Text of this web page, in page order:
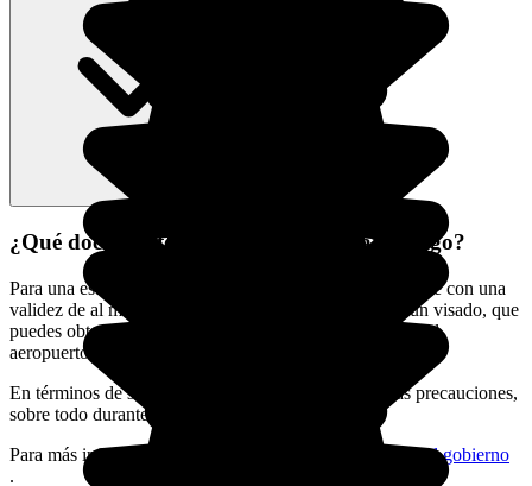
¿Qué documentos necesito para viajar a Togo?
Para una estancia en Togo hay que presentar un pasaporte con una
validez de al menos 6 meses. También será necesario un visado, que
puedes obtener en la Embajada de Togo en Madrid. En el
aeropuerto sólo se puede obtener un visado de 7 días.
En términos de seguridad, es aconsejable extremar las precauciones,
sobre todo durante los desplazamientos.
Para más información puedes consultar
la página web del gobierno
.